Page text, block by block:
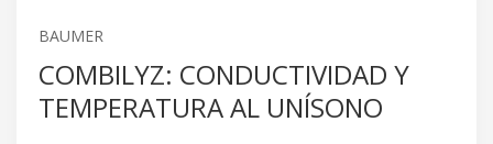
BAUMER
COMBILYZ: CONDUCTIVIDAD Y
TEMPERATURA AL UNÍSONO